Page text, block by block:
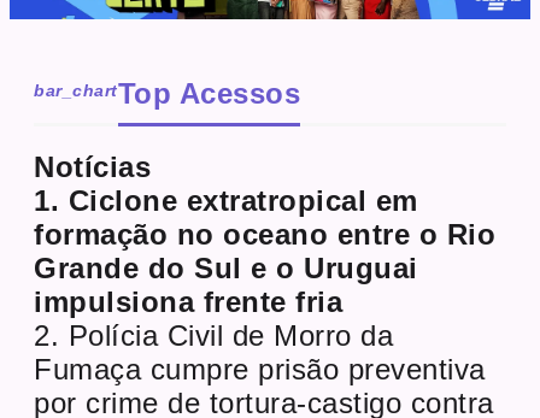
bar_chartTop Acessos
Notícias
1. Ciclone extratropical em
formação no oceano entre o Rio
Grande do Sul e o Uruguai
impulsiona frente fria
2. Polícia Civil de Morro da
Fumaça cumpre prisão preventiva
por crime de tortura-castigo contra